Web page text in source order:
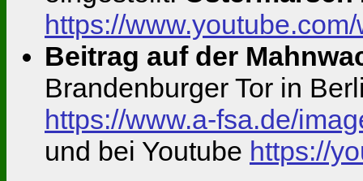
https://
Beitrag auf der
Brandenburger Tor in
https://www.a-fsa.de/
und bei Youtube https://